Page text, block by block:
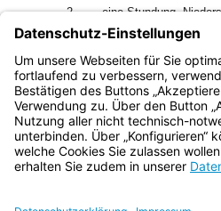
2.
eine Stundung,
Betracht kommt.
3In diesen Fällen hat sie
zuständigen Dienststelle
Bayern.de
BayernPortal